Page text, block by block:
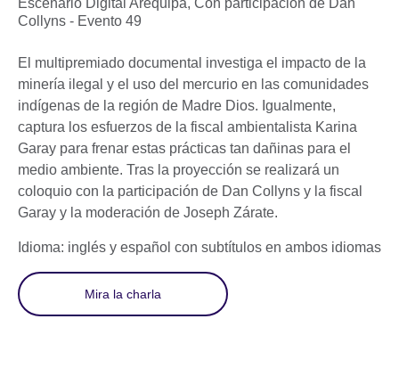
Escenario Digital Arequipa, Con participación de Dan
Collyns - Evento 49
El multipremiado documental investiga el impacto de la
minería ilegal y el uso del mercurio en las comunidades
indígenas de la región de Madre Dios. Igualmente,
captura los esfuerzos de la fiscal ambientalista Karina
Garay para frenar estas prácticas tan dañinas para el
medio ambiente. Tras la proyección se realizará un
coloquio con la participación de Dan Collyns y la fiscal
Garay y la moderación de Joseph Zárate.
Idioma: inglés y español con subtítulos en ambos idiomas
Mira la charla